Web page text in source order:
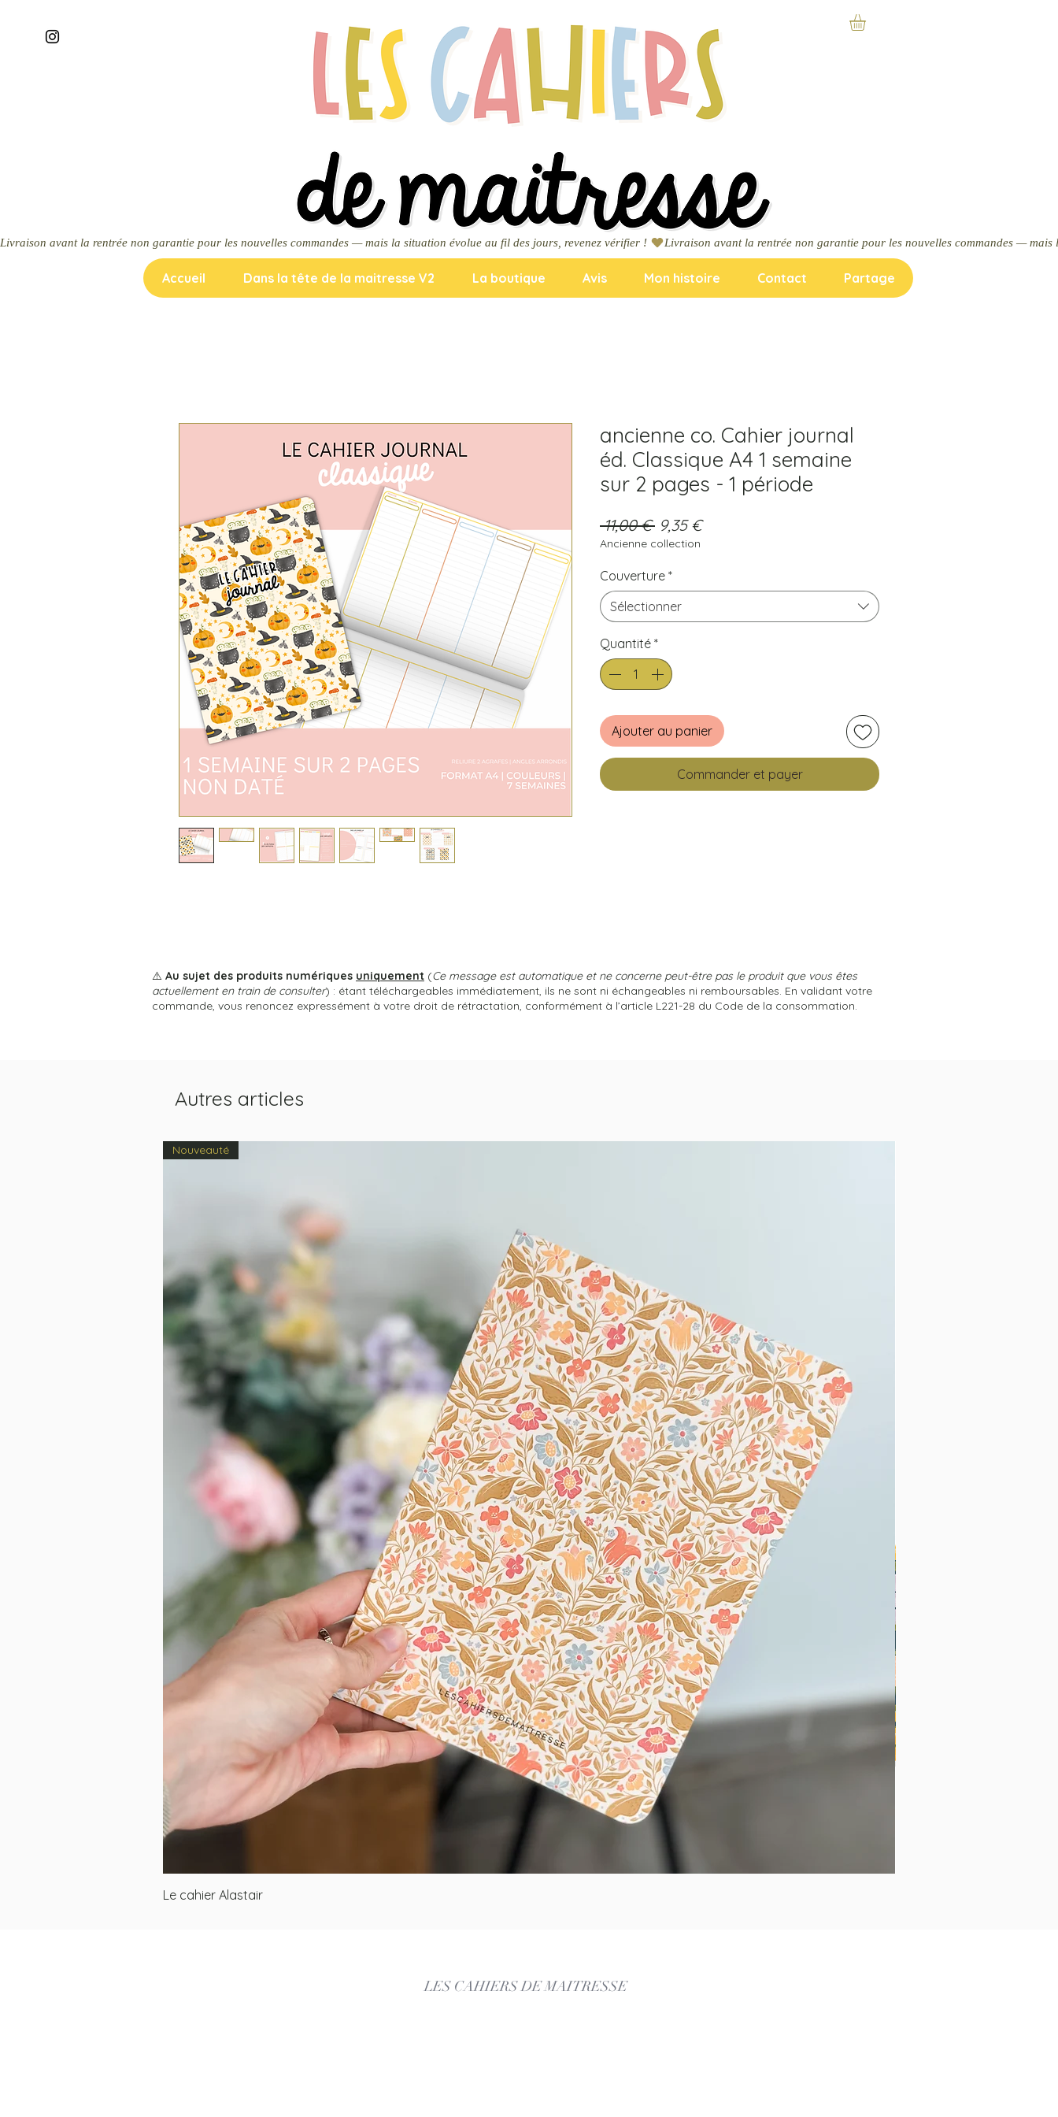
Livraison avant la rentrée non garantie pour les nouvelles commandes — mais la situation évolue au fil des jours, revenez vérifier !
Accueil Dans la tête de la maitresse V2 La boutique Avis Mon histoire Contact Partage
ancienne co. Cahier journal
éd. Classique A4 1 semaine
sur 2 pages - 1 période
11,00 € Prix
original
9,35 €Prix
Ancienne collection
Couverture *
Sélectionner
Quantité *
Ajouter au panier
Commander et payer
⚠️ Au sujet des produits numériques uniquement (Ce message est automatique et ne concerne peut-être pas le produit que vous êtes
actuellement en train de consulter) : étant téléchargeables immédiatement, ils ne sont ni échangeables ni remboursables. En validant votre
commande, vous renoncez expressément à votre droit de rétractation, conformément à l’article L221-28 du Code de la consommation.
Autres articles
Nouveauté
Le cahier Alastair
LES CAHIERS DE MAITRESSE